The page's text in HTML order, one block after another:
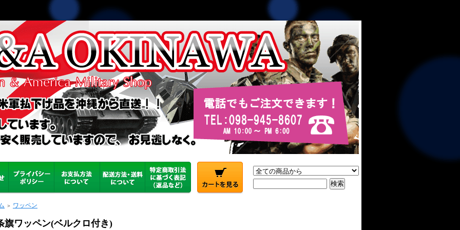
＞ ワッペン
旗ワッペン(ベルクロ付き)